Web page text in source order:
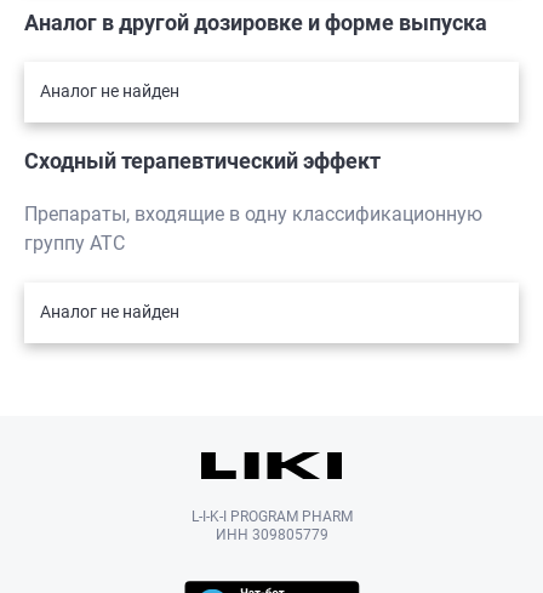
Аналог в другой дозировке и форме выпуска
Аналог не найден
Сходный терапевтический эффект
Препараты, входящие в одну классификационную
группу АТС
Аналог не найден
L-I-K-I PROGRAM PHARM
ИНН 309805779